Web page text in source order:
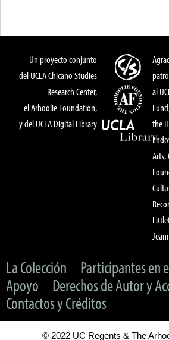
Un proyecto conjunto
del UCLA Chicano Studies
Research Center,
el Arhoolie Foundation,
y del UCLA Digital Library
al
the
Arts,
La Colección
Participantes en
Apoyo
Derechos de Autor y
Contactos y Créditos
© 2022 UC Regents & The